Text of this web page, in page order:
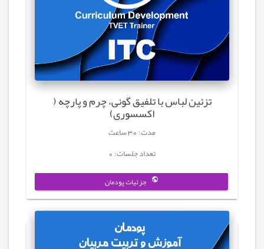
تزئین لباس با تلفیق گونی، چرم و پارچه (
اکسسوری)
مدت: 30 ساعت
تعداد جلسات: 0
جزئیات پودمان